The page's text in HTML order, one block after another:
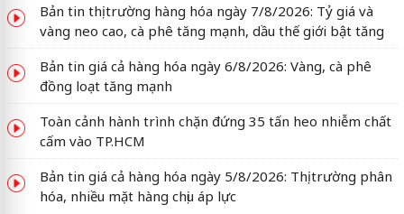
Bản tin thị trường hàng hóa ngày 7/8/2026: Tỷ giá và
vàng neo cao, cà phê tăng mạnh, dầu thế giới bật tăng
Bản tin giá cả hàng hóa ngày 6/8/2026: Vàng, cà phê
đồng loạt tăng mạnh
Toàn cảnh hành trình chặn đứng 35 tấn heo nhiễm chất
cấm vào TP.HCM
Bản tin giá cả hàng hóa ngày 5/8/2026: Thị trường phân
hóa, nhiều mặt hàng chịu áp lực